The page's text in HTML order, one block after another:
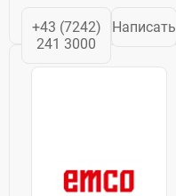
сварочных
технологий,
фотоэлектрические
и зарядки
человек во
всем...
+43 (7242)
241 3000
Написать